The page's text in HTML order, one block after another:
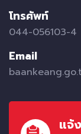
โทรศัพท์
044-056103-4
Email
แจ้